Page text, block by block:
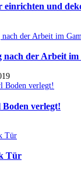
und
nach der Arbeit
verlegt!
Tür